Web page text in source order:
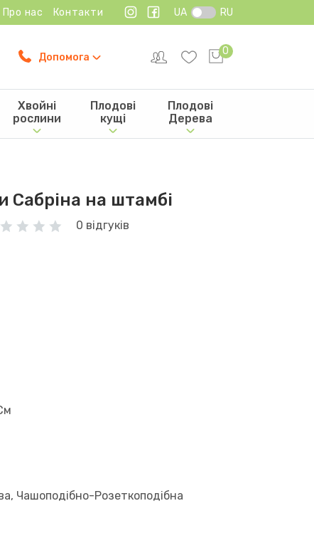
Про нас Контакти UA RU
Допомога
0
Хвойні
рослини
Плодові
кущі
Плодові
Дерева
Сабріна на штамбі
0 відгуків
Чашоподібно-Розеткоподібна